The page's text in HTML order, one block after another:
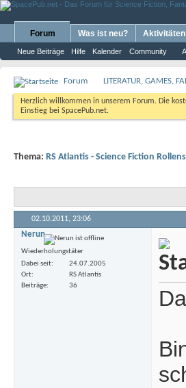
Forum
Neue Beiträge Hilfe Kalender Community
Was ist neu? Aktivitäten
Forum LITERATUR, GAMES,
Herzlich willkommen in unserem Forum. Die
Einstieg bei SpacePub.net.
Thema: RS Atlantis - Science Fiction
02.10.2011, 23:06
Nerun
Wiederholungstäter
Dabei seit
24.07.2005
Ort
RS Atlantis
Beiträge
36